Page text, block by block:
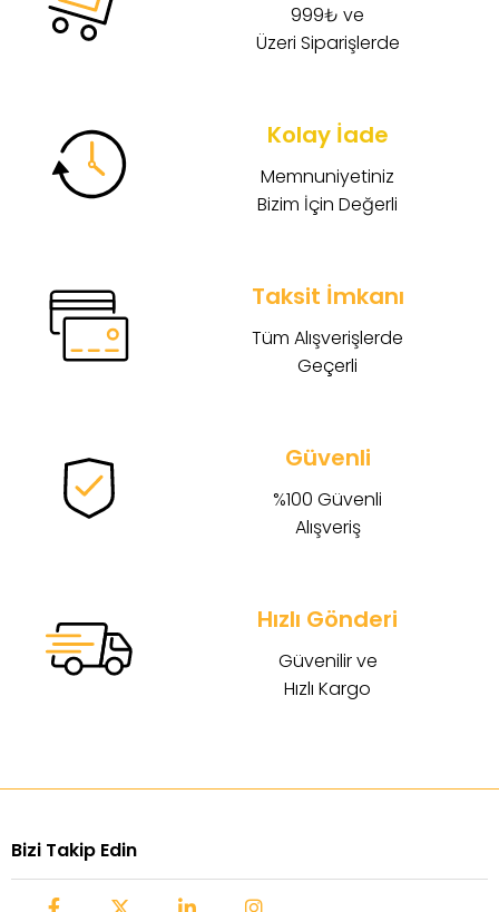
999₺ ve
Üzeri Siparişlerde
Kolay İade
Memnuniyetiniz
Bizim İçin Değerli
Taksit İmkanı
Tüm Alışverişlerde
Geçerli
Güvenli
%100 Güvenli
Alışveriş
Hızlı Gönderi
Güvenilir ve
Hızlı Kargo
Bizi Takip Edin